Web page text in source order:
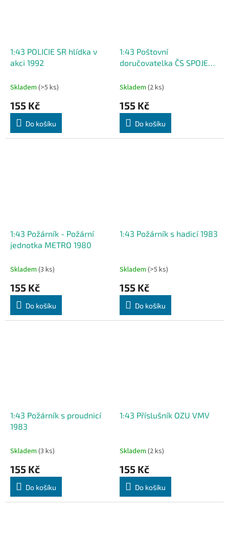
1:43 POLICIE SR hlídka v
akci 1992
Skladem (>5 ks)
155 Kč
Do košíku
1:43 Poštovní
doručovatelka ČS SPOJE
Skladem (2 ks)
155 Kč
Do košíku
1:43 Požárník - Požární
jednotka METRO 1980
Skladem (3 ks)
155 Kč
Do košíku
1:43 Požárník s hadicí 1983
Skladem (>5 ks)
155 Kč
Do košíku
1:43 Požárník s proudnicí
1983
Skladem (3 ks)
155 Kč
Do košíku
1:43 Příslušník OZU VMV
Skladem (2 ks)
155 Kč
Do košíku